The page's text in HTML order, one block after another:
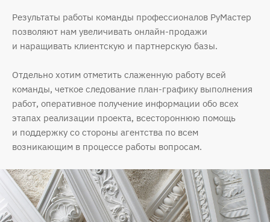
Результаты работы команды профессионалов РуМастер
позволяют нам увеличивать онлайн-продажи
и наращивать клиентскую и партнерскую базы.
Отдельно хотим отметить слаженную работу всей
команды, четкое следование план-графику выполнения
работ, оперативное получение информации обо всех
этапах реализации проекта, всестороннюю помощь
и поддержку со стороны агентства по всем
возникающим в процессе работы вопросам.